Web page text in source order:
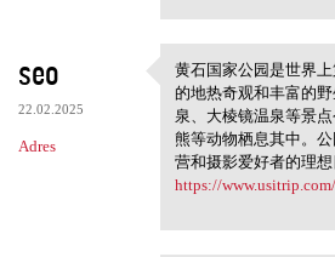
seo
22.02.2025
Adres
黄石国家公园
家公园
黄石国家公园是世界
的地热奇观和丰富的
泉、大棱镜温泉等景
熊等动物栖息其中。
营和摄影爱好者的理
https://